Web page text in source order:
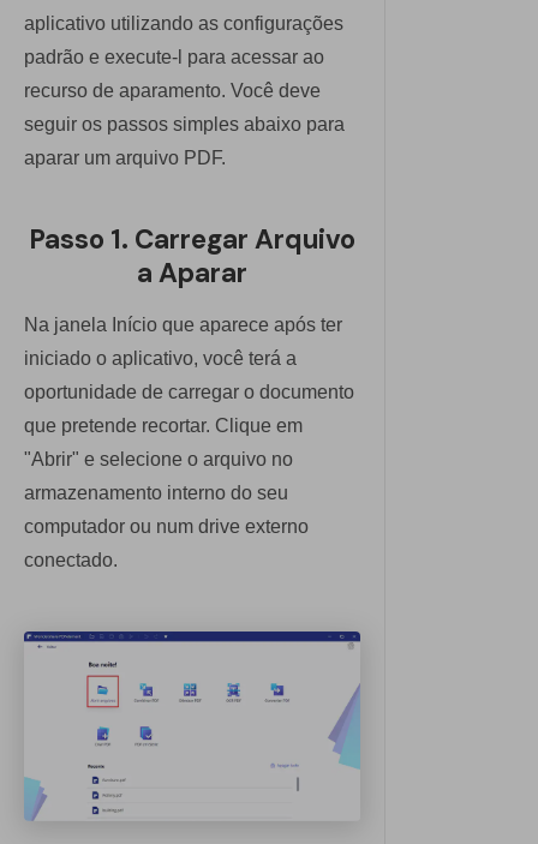
Conversar com Documento
Gerador de imagens com IA
PDFelement para iOS
PDFelement para Android
Vídeos Tutoriais
Especificações Técnicas
Novidades
Central de Downloads
aplicativo utilizando as configurações
padrão e execute-l para acessar ao
recurso de aparamento. Você deve
seguir os passos simples abaixo para
aparar um arquivo PDF.
Passo 1. Carregar Arquivo
a Aparar
Na janela Início que aparece após ter
iniciado o aplicativo, você terá a
oportunidade de carregar o documento
que pretende recortar. Clique em
"Abrir" e selecione o arquivo no
armazenamento interno do seu
computador ou num drive externo
conectado.